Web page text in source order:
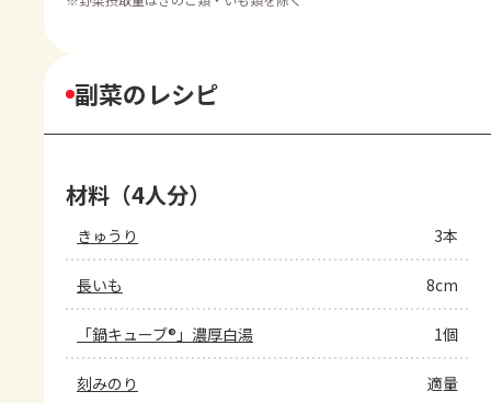
副菜のレシピ
材料（4人分）
きゅうり 3本
長いも 8cm
「鍋キューブ®」濃厚白湯 1個
刻みのり 適量